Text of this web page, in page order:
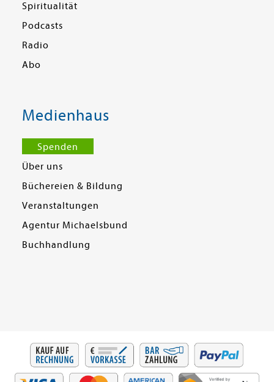
Spiritualität
Podcasts
Radio
Abo
Medienhaus
Spenden
Über uns
Büchereien & Bildung
Veranstaltungen
Agentur Michaelsbund
Buchhandlung